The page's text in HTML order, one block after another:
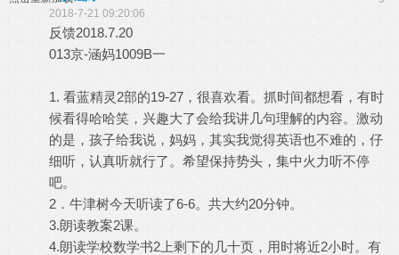
2018-7-21 09:20:06
反馈2018.7.20
013京-涵妈1009B一
1. 看蓝精灵2部的19-27，很喜欢看。抓时间都想看，有时
候看得哈哈笑，兴趣大了会给我讲几句理解的内容。激动
的是，孩子给我说，妈妈，其实我觉得英语也不难的，仔
细听，认真听就行了。希望保持势头，集中火力听不停
吧。
2．牛津树今天听读了6-6。共大约20分钟。
3.朗读教案2课。
4.朗读学校数学书2上剩下的几十页，用时将近2小时。有